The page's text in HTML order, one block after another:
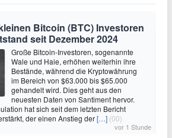
Bitcoin (BTC) Investoren
seit Dezember 2024
Große Bitcoin-Investoren, sogenannte
Wale und Haie, erhöhen weiterhin ihre
Bestände, während die Kryptowährung
im Bereich von $63.000 bis $65.000
gehandelt wird. Dies geht aus den
neuesten Daten von Santiment hervor.
hat sich seit dem letzten Bericht
der einen Anstieg der[…] (00)
vor 1 Stunde